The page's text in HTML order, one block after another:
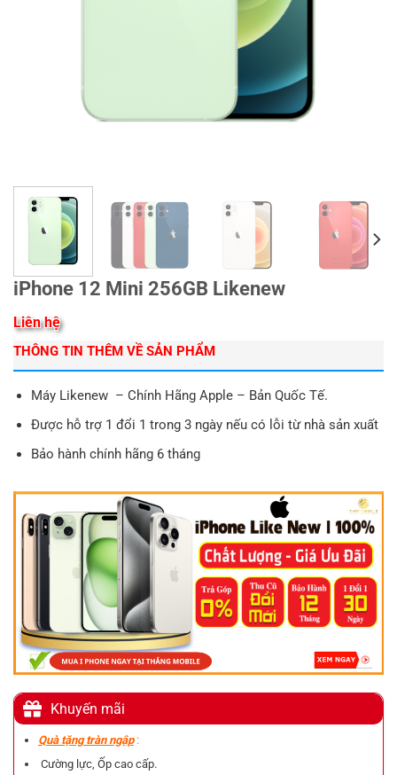
iPhone 12 Mini 256GB Likenew
Liên hệ
THÔNG TIN THÊM VỀ SẢN PHẨM
Máy Likenew – Chính Hãng Apple – Bản Quốc Tế.
Được hỗ trợ 1 đổi 1 trong 3 ngày nếu có lỗi từ nhà sản xuất
Bảo hành chính hãng 6 tháng
Khuyến mãi
Quà tặng tràn ngập:
Cường lực, Ốp cao cấp.